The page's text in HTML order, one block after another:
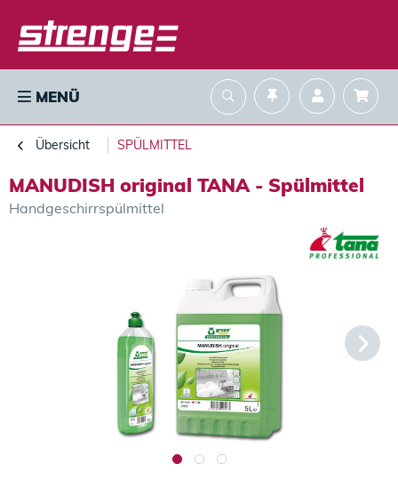
MENÜ
Übersicht SPÜLMITTEL
MANUDISH original TANA - Spülmittel
Handgeschirrspülmittel